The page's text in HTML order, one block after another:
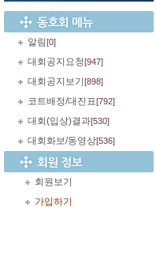
알림[0]
대회공지요청[947]
대회공지보기 [898]
코트배정/대진표[792]
대회(입상)결과[530]
대회화보/동영상[536]
회원보기
가입하기